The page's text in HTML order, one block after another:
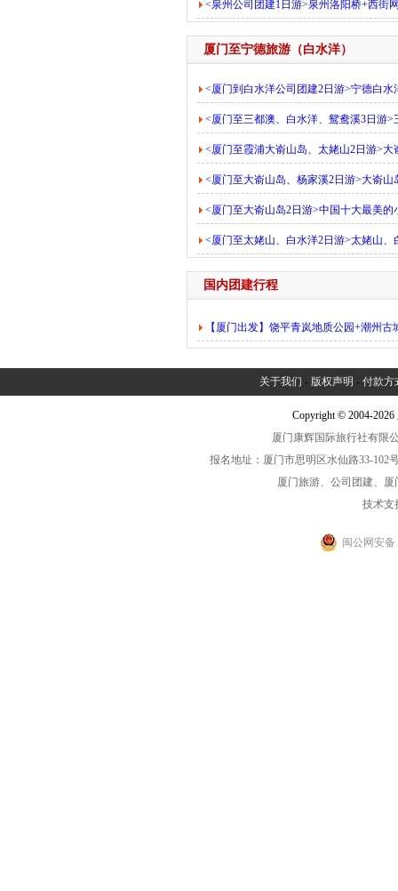
<泉州公司团建1日游>泉州洛阳桥+西街
厦门至宁德旅游（白水洋）
<厦门到白水洋公司团建2日游>宁德白水
<厦门至三都澳、白水洋、鸳鸯溪3日游>
<厦门至霞浦大嵛山岛、太姥山2日游>大
<厦门至大嵛山岛、杨家溪2日游>大嵛山
<厦门至大嵛山岛2日游>中国十大最美的
<厦门至太姥山、白水洋2日游>太姥山、
国内团建行程
【厦门出发】饶平青岚地质公园+潮州
关于我们 - 版权声明 - 付款方
Copyright © 2004-
厦门康辉国际旅行社有限
报名地址：厦门市思明区水仙路33-102
厦门旅游、公司团建、
技术支
闽公网安备